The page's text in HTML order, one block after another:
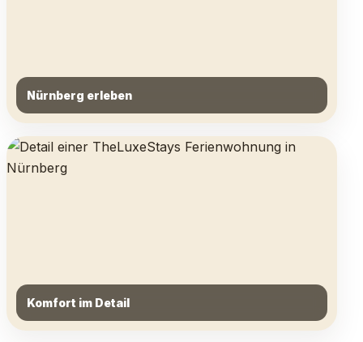
Nürnberg erleben
Komfort im Detail